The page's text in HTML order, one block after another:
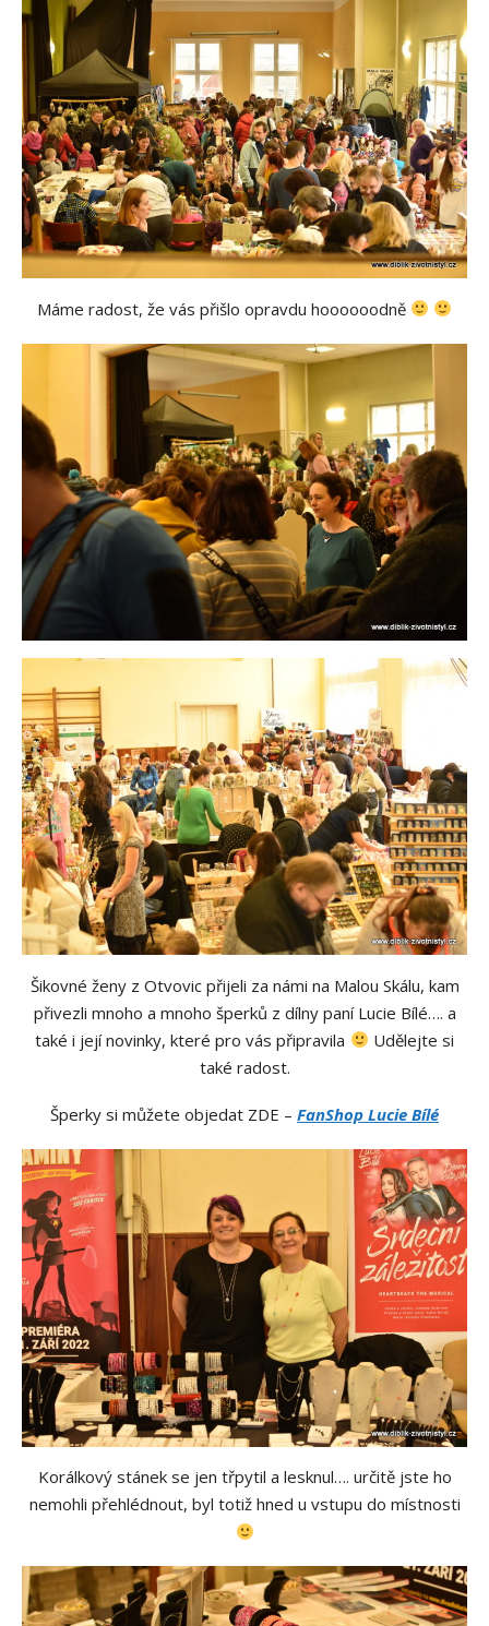
Máme radost, že vás přišlo opravdu hoooooodně
Šikovné ženy z Otvovic přijeli za námi na Malou Skálu, kam
přivezli mnoho a mnoho šperků z dílny paní Lucie Bílé…. a
také i její novinky, které pro vás připravila
Udělejte si
také radost.
Šperky si můžete objedat ZDE – FanShop Lucie Bílé
Korálkový stánek se jen třpytil a lesknul…. určitě jste ho
nemohli přehlédnout, byl totiž hned u vstupu do místnosti